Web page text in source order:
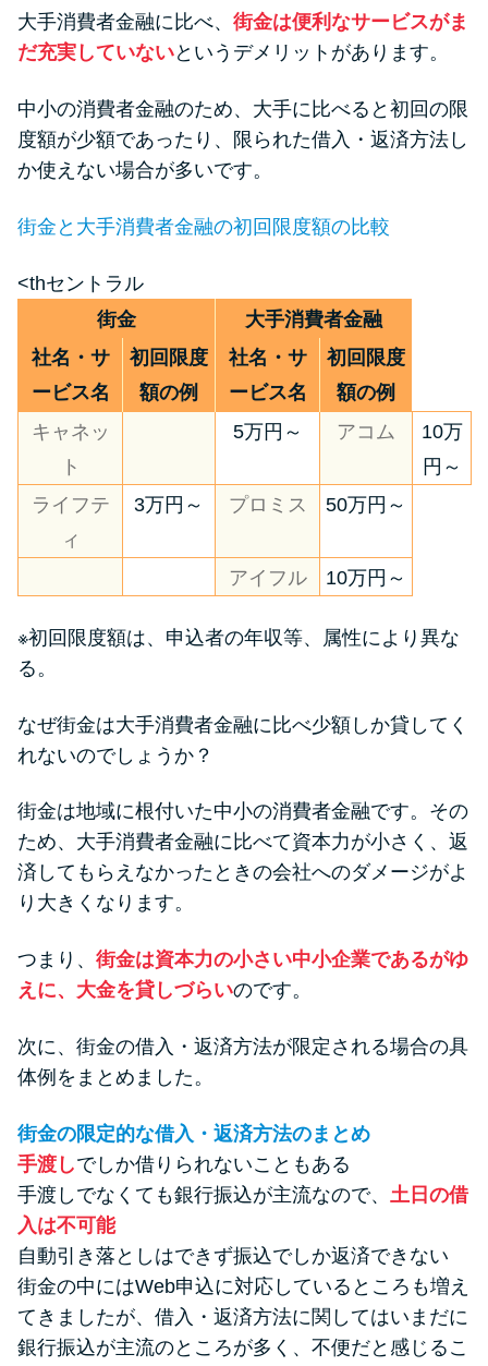
大手消費者金融に比べ、 街金は便利なサービスがま
だ充実していないというデメリットがあります。
中小の消費者金融のため、大手に比べると初回の限
度額が少額であったり、限られた借入・返済方法し
か使えない場合が多いです。
街金と大手消費者金融の初回限度額の比較
<thセントラル
街金
大手消費者金融
社名・サ
ービス名
初回限度
額の例
社名・サ
ービス名
初回限度
額の例
キャネッ
ト
5万円～ アコム
10万
円～
ライフテ
ィ
3万円～ プロミス 50万円～
アイフル 10万円～
※初回限度額は、申込者の年収等、属性により異な
る。
なぜ街金は大手消費者金融に比べ少額しか貸してく
れないのでしょうか？
街金は地域に根付いた中小の消費者金融です。その
ため、大手消費者金融に比べて資本力が小さく、返
済してもらえなかったときの会社へのダメージがよ
り大きくなります。
つまり、 街金は資本力の小さい中小企業であるがゆ
えに、大金を貸しづらいのです。
次に、街金の借入・返済方法が限定される場合の具
体例をまとめました。
街金の限定的な借入・返済方法のまとめ
手渡しでしか借りられないこともある
手渡しでなくても銀行振込が主流なので、 土日の借
入は不可能
自動引き落としはできず振込でしか返済できない
街金の中にはWeb申込に対応しているところも増え
てきましたが、借入・返済方法に関してはいまだに
銀行振込が主流のところが多く、不便だと感じるこ